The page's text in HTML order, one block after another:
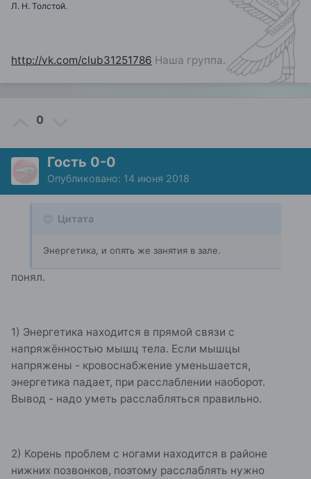
Л. Н. Толстой.
http://vk.com/club31251786 Наша группа.
0
Гость 0-0
Опубликовано: 14 июня 2018
Цитата
Энергетика, и опять же занятия в зале.
понял.
1) Энергетика находится в прямой связи с
напряжённостью мышц тела. Если мышцы
напряжены - кровоснабжение уменьшается,
энергетика падает, при расслаблении наоборот.
Вывод - надо уметь расслабляться правильно.
2) Корень проблем с ногами находится в районе
нижних позвонков, поэтому расслаблять нужно